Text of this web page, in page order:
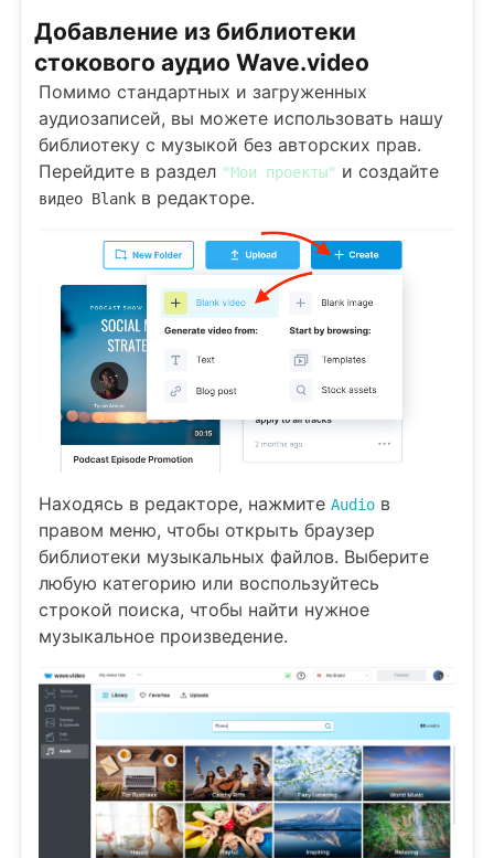
Добавление из библиотеки
стокового аудио Wave.video
Помимо стандартных и загруженных
аудиозаписей, вы можете использовать нашу
библиотеку с музыкой без авторских прав.
Перейдите в раздел "Мои проекты" и создайте
видео Blank в редакторе.
Находясь в редакторе, нажмите Audio в
правом меню, чтобы открыть браузер
библиотеки музыкальных файлов. Выберите
любую категорию или воспользуйтесь
строкой поиска, чтобы найти нужное
музыкальное произведение.